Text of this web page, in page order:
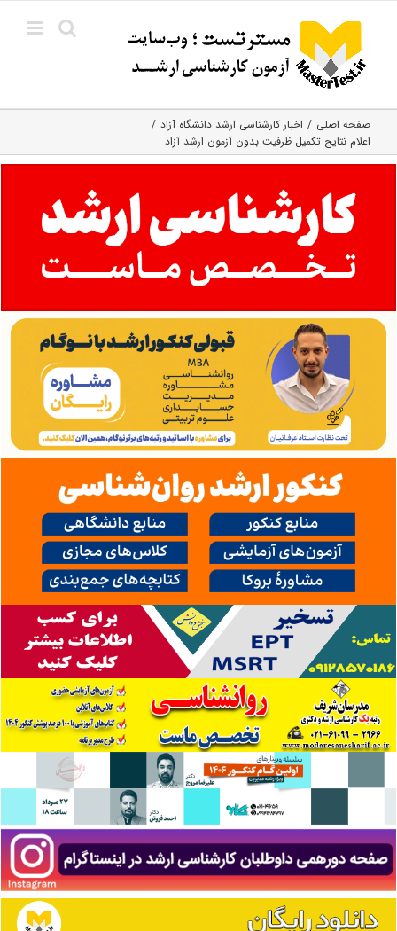
content
صفحه اصلی
اخبار کارشناسی ارشد دانشگاه آزاد
اعلام نتایج تکمیل ظرفیت بدون آزمون ارشد آزاد